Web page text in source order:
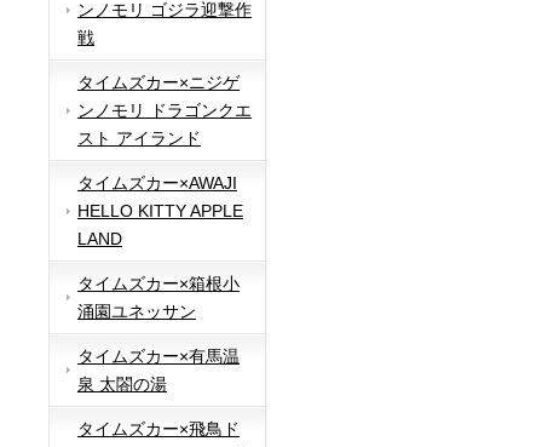
ンノモリ ゴジラ迎撃作
戦
タイムズカー×ニジゲ
ンノモリ ドラゴンクエ
スト アイランド
タイムズカー×AWAJI
HELLO KITTY APPLE
LAND
タイムズカー×箱根小
涌園ユネッサン
タイムズカー×有馬温
泉 太閤の湯
タイムズカー×飛鳥ド